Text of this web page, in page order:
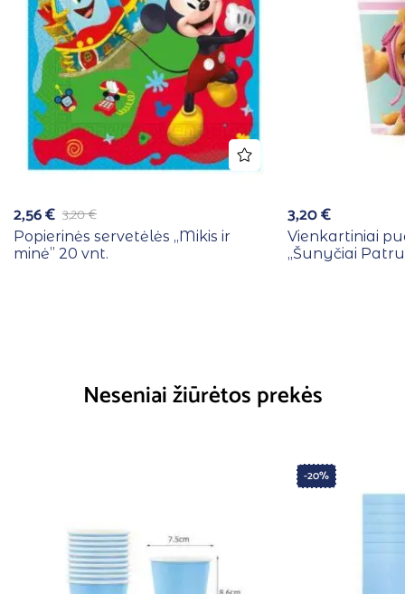
3,20€
2,56€
Popierinės servetėlės ,,Mikis ir
minė” 20 vnt.
3,20€
Vienkartiniai
,,Šunyčiai
Neseniai žiūrėtos prekės
-20%